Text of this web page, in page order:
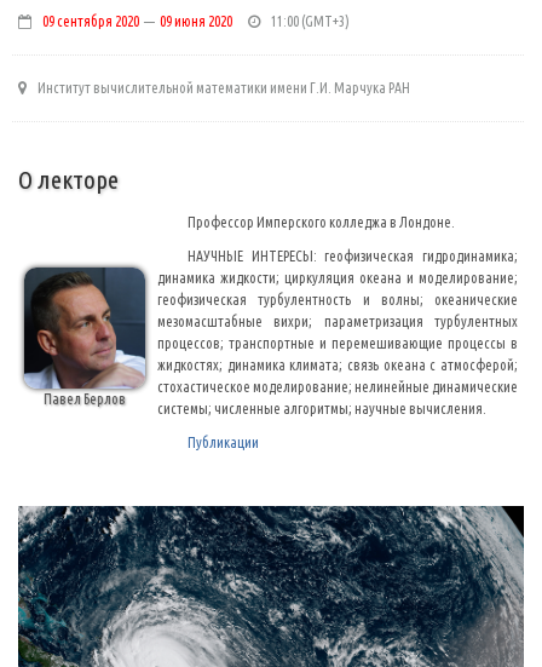
09 сентября 2020 — 09 июня 2020 11:00
Институт вычислительной математики имени Г.И. Марчука РАН
О лекторе
Павел Берлов
Профессор Имперского колледжа в Лондоне.
НАУЧНЫЕ ИНТЕРЕСЫ: геофизическая гидродинамика;
динамика жидкости; циркуляция океана и моделирование;
геофизическая турбулентность и волны; океанические
мезомасштабные вихри; параметризация турбулентных
процессов; транспортные и перемешивающие процессы в
жидкостях; динамика климата; связь океана с атмосферой;
стохастическое моделирование; нелинейные динамические
системы; численные алгоритмы; научные вычисления.
Публикации